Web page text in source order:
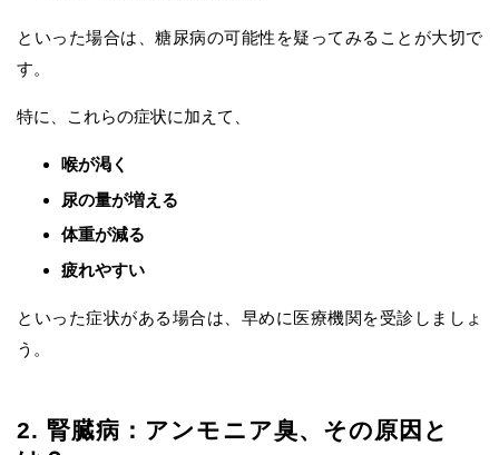
といった場合は、糖尿病の可能性を疑ってみることが大切で
す。
特に、これらの症状に加えて、
喉が渇く
尿の量が増える
体重が減る
疲れやすい
といった症状がある場合は、早めに医療機関を受診しましょ
う。
2. 腎臓病：アンモニア臭、その原因と